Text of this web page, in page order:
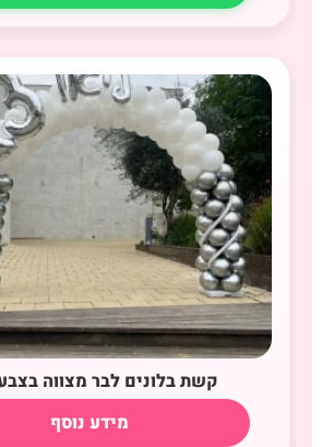
קשת בלונים לבר מצווה
מידע נוסף